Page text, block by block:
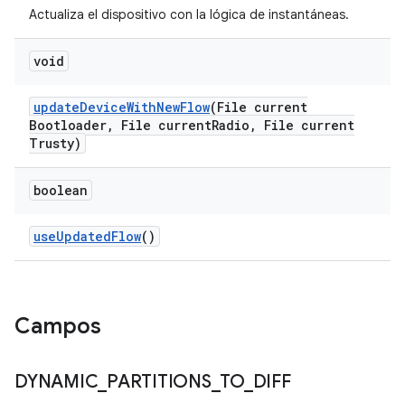
Actualiza el dispositivo con la lógica de instantáneas.
void
updateDeviceWithNewFlow(File current
Bootloader, File currentRadio ,
File current
Trusty)
boolean
useUpdatedFlow()
Campos
DYNAMIC PARTITIONS_ TO_ DIFF